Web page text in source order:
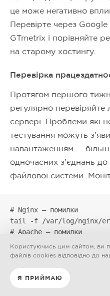
це може негативно
Перевірте через
GTmetrix і порівняйте
на старому хостингу.
Перевірка
Протягом першого
регулярно
сервері. Проблеми які
тестування можуть
навантаженням —
одночасних з'єднань до
файлової системи.
# Nginx — помилки
tail -f /var/log/nginx/
# Apache — помилки
tail -f /var/log/apache2/
# PHP — помилки (якщо
Користуючись цим сайтом, ви
файлів cookies відповідно до
Я ПРИЙМАЮ